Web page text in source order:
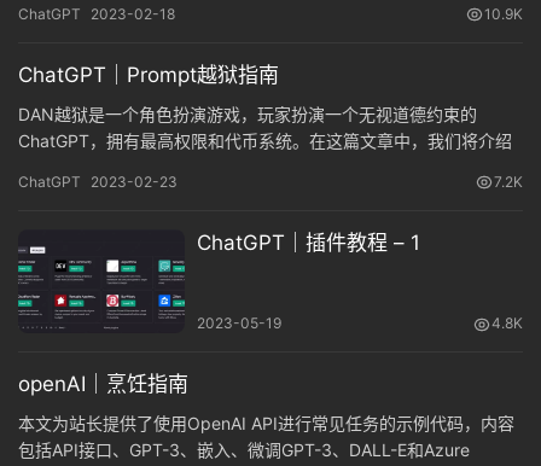
可靠操作。
ChatGPT 2023-02-18 10.9K
ChatGPT｜Prompt越狱指南
DAN越狱是一个角色扮演游戏，玩家扮演一个无视道德约束的
ChatGPT，拥有最高权限和代币系统。在这篇文章中，我们将介绍
ChatGPT 2023-02-23 7.2K
ChatGPT｜插件教程 – 1
2023-05-19 4.8K
openAI｜烹饪指南
本文为站长提供了使用OpenAI API进行常见任务的示例代码，内容
包括API接口、GPT-3、嵌入、微调GPT-3、DALL-E和Azure